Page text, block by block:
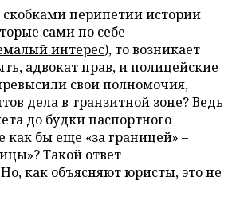
скобками перипетии истории
сами по себе
интерес), то возникает
адвокат прав, и полицейские
свои полномочия,
дела в транзитной зоне? Ведь
до будки паспортного
бы еще «за границей» –
Такой ответ
как объясняют юристы, это не